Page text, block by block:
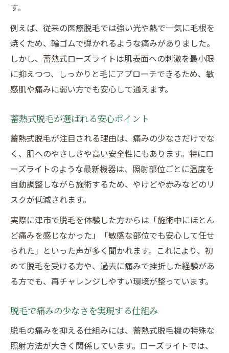
法
脱毛施術時のプライバシー配慮ポイント
痛くない脱毛サロンの選び方と注意点
脱毛は効果と安心感が両立できる理由
痛くない医療脱毛の効果は本当にあるのか
痛くない医療脱毛で高い効果を実感する
脱毛施術の効果と痛みの関係性を解説
医療脱毛ならではの継続効果の秘密
痛みの少ない脱毛成功談とその実感
す。
例えば、従来の医療脱毛では強い光や熱で一気に毛根を
焼くため、輪ゴムで弾かれるような痛みがありました。
しかし、蓄熱式ローズライトは肌表面への刺激を最小限
に抑えつつ、しっかりと毛にアプローチできるため、敏
感肌や痛みに弱い方でも安心して通えます。
蓄熱式脱毛が選ばれる安心ポイント
蓄熱式脱毛が注目される理由は、痛みの少なさだけでな
く、肌へのやさしさや高い安全性にもあります。特にロ
ーズライトのような最新機器は、照射部位ごとに温度を
自動調整しながら施術するため、やけどや赤みなどのリ
スクが低減されます。
実際に津市で脱毛を体験した方からは「施術中にほとん
ど痛みを感じなかった」「敏感な部位でも安心して任せ
られた」といった声が多く聞かれます。これにより、初
めて脱毛を受ける方や、過去に痛みで挫折した経験があ
る方でも、再チャレンジしやすい環境が整っています。
脱毛で痛みの少なさを実現する仕組み
脱毛の痛みを抑える仕組みには、蓄熱式脱毛機の特殊な
照射方法が大きく関係しています。ローズライトでは、